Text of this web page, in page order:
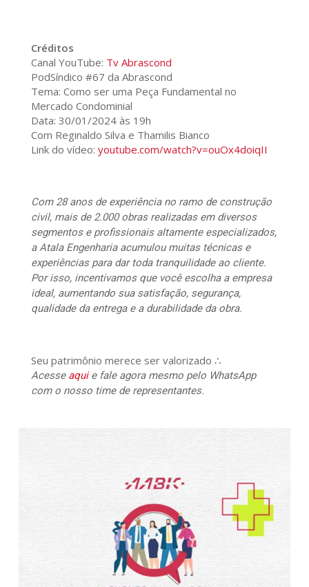
Créditos
Canal YouTube: Tv Abrascond
PodSíndico #67 da Abrascond
Tema: Como ser uma Peça Fundamental no
Mercado Condominial
Data: 30/01/2024 às 19h
Com Reginaldo Silva e Thamilis Bianco
Link do vídeo: youtube.com/watch?v=ouOx4doiqII
Com 28 anos de experiência no ramo de construção
civil, mais de 2.000 obras realizadas em diversos
segmentos e profissionais altamente especializados,
a Atala Engenharia acumulou muitas técnicas e
experiências para dar toda tranquilidade ao cliente.
Por isso, incentivamos que você escolha a empresa
ideal, aumentando sua satisfação, segurança,
qualidade da entrega e a durabilidade da obra.
Seu patrimônio merece ser valorizado ∴
Acesse aquie fale agora mesmo pelo WhatsApp
com o nosso time de representantes.